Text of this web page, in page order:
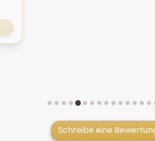
Schreibe eine